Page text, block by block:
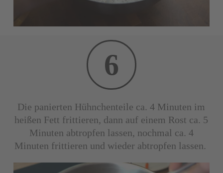
6
Die panierten Hühnchenteile ca. 4 Minuten im
heißen Fett frittieren, dann auf einem Rost ca. 5
Minuten abtropfen lassen, nochmal ca. 4
Minuten frittieren und wieder abtropfen lassen.